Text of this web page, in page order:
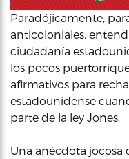
Paradójicamente,
anticoloniales,
ciudadanía
los pocos
afirmativos para
estadounidense
parte de la ley Jones.
Una anécdota jocosa